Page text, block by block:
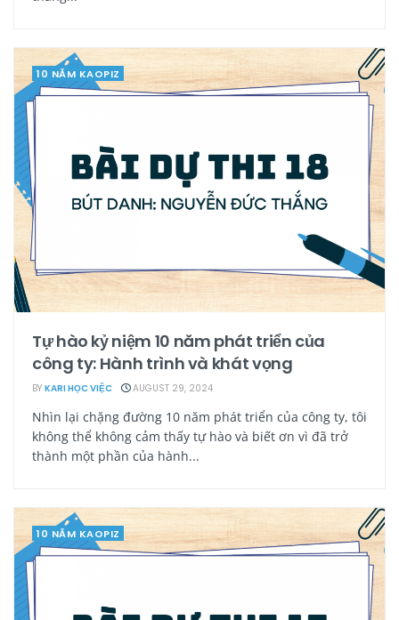
10 NĂM KAOPIZ
Tự hào kỷ niệm 10 năm phát triển của
công ty: Hành trình và khát vọng
BY KARI HỌC VIỆC AUGUST 29, 2024
Nhìn lại chặng đường 10 năm phát triển của công ty, tôi
không thể không cảm thấy tự hào và biết ơn vì đã trở
thành một phần của hành...
10 NĂM KAOPIZ